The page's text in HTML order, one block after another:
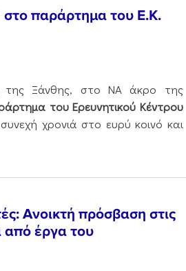
παράρτημα του Ε.Κ.
της Ξάνθης, στο ΝΑ άκρο της
του Ερευνητικού Κέντρου
χρονιά στο ευρύ κοινό και
Ανοικτή πρόσβαση στις
από έργα του